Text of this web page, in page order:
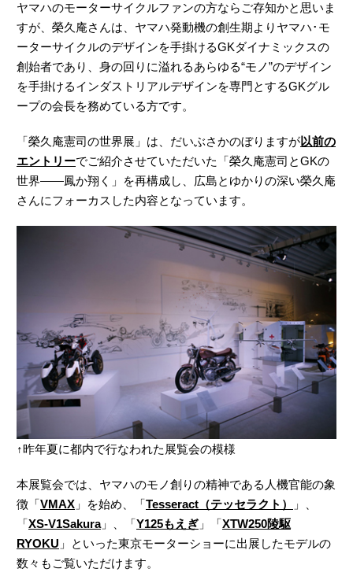
ヤマハのモーターサイクルファンの方ならご存知かと思いま
すが、榮久庵さんは、ヤマハ発動機の創生期よりヤマハ･モ
ーターサイクルのデザインを手掛けるGKダイナミックスの
創始者であり、身の回りに溢れるあらゆる“モノ”のデザイン
を手掛けるインダストリアルデザインを専門とするGKグル
ープの会長を務めている方です。
「榮久庵憲司の世界展」は、だいぶさかのぼりますが以前の
エントリーでご紹介させていただいた「榮久庵憲司とGKの
世界――鳳か翔く」を再構成し、広島とゆかりの深い榮久庵
さんにフォーカスした内容となっています。
↑昨年夏に都内で行なわれた展覧会の模様
本展覧会では、ヤマハのモノ創りの精神である人機官能の象
徴「VMAX 」を始め、「Tesseract（テッセラクト）
」、
「XS-V1Sakura」、「Y125もえぎ 」「XTW250陵駆
RYOKU 」といった東京モーターショーに出展したモデルの
数々もご覧いただけます。